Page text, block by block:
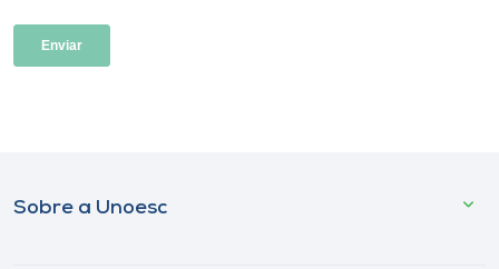
Sobre a Unoesc